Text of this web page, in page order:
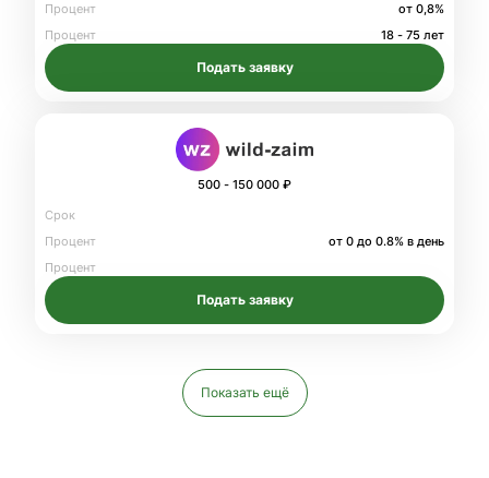
Процент
от 0,8%
Процент
18 - 75 лет
Подать заявку
500 - 150 000 ₽
Срок
Процент
от 0 до 0.8% в день
Процент
Подать заявку
Показать ещё